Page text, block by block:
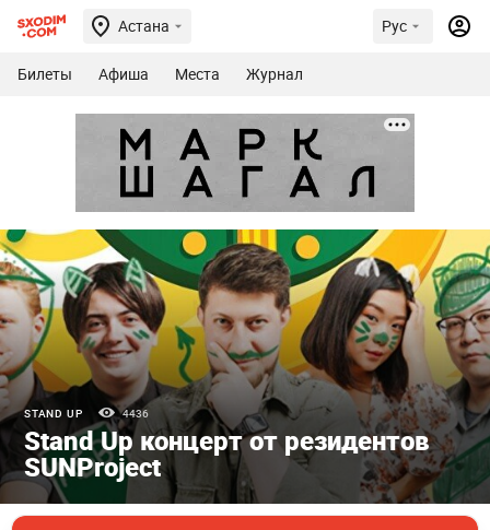
Астана Рус
Билеты Афиша Места Журнал
STAND UP 4436
Stand Up концерт от резидентов
SUNProject